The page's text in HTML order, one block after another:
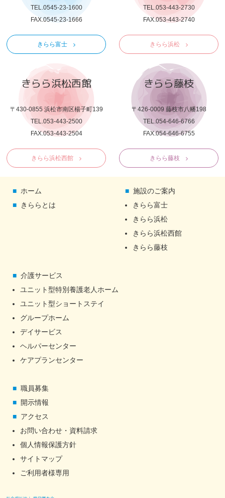
TEL.0545-23-1600
FAX.0545-23-1666
きらら富士
TEL.053-443-2730
FAX.053-443-2740
きらら浜松
きらら浜松西館
〒430-0855 浜松市南区楊子町139
TEL.053-443-2500
FAX.053-443-2504
きらら浜松西館
きらら藤枝
〒426-0009 藤枝市八幡198
TEL.054-646-6766
FAX.054-646-6755
きらら藤枝
ホーム
きららとは
施設のご案内
きらら富士
きらら浜松
きらら浜松西館
きらら藤枝
介護サービス
ユニット型特別養護老人ホーム
ユニット型ショートステイ
グループホーム
デイサービス
ヘルパーセンター
ケアプランセンター
職員募集
開示情報
アクセス
お問い合わせ・資料請求
個人情報保護方針
サイトマップ
ご利用者様専用